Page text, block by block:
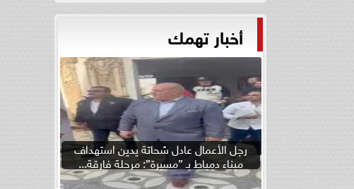
أخبار تهمك
رجل الأعمال عادل شحاتة يدين استهداف
ميناء دمياط بـ ”مسيرة”: مرحلة فارقة...